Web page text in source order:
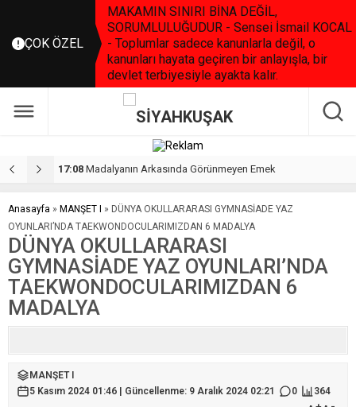
ÇOK ÖZEL
MAKAMIN SINIRI BİNA DEĞİL,
SORUMLULUĞUDUR - Sensei İsmail KOCAL
- Toplumlar sadece kanunlarla değil, o
kanunları hayata geçiren bir anlayışla, bir
devlet terbiyesiyle ayakta kalır.
17:08 Madalyanın Arkasında Görünmeyen Emek
Anasayfa » MANŞET I » DÜNYA OKULLARARASI GYMNASİADE YAZ
OYUNLARI’NDA TAEKWONDOCULARIMIZDAN 6 MADALYA
DÜNYA OKULLARARASI
GYMNASİADE YAZ OYUNLARI’NDA
TAEKWONDOCULARIMIZDAN 6
MADALYA
MANŞET I
5 Kasım 2024 01:46 | Güncellenme: 9 Aralık 2024 02:21
0 364